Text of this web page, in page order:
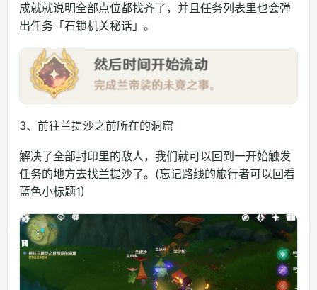
成就就说明全部点位都找齐了，并且任务列表里也会弹
出任务「石锁机关秘话」。
3、前往兰提沙之前所在的洞窟
解决了全部封印里的敌人，我们就可以回到一开始触发
任务的地方去找兰提沙了。(忘记路线的旅行者可以回看
蓝色小标题1)